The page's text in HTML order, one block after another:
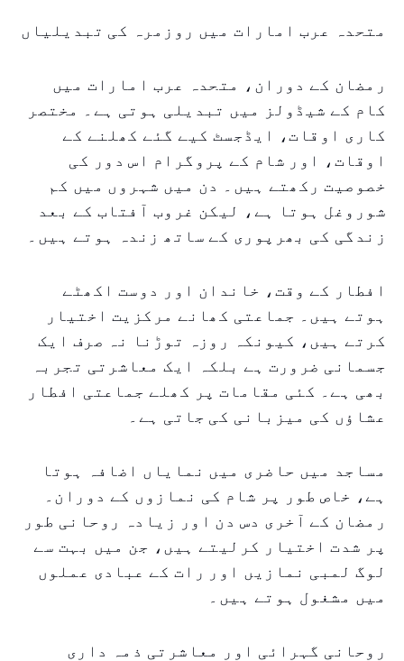
متحدہ عرب امارات میں روزمرہ کی تبدیلیاں
رمضان کے دوران، متحدہ عرب امارات میں
کام کے شیڈولز میں تبدیلی ہوتی ہے۔ مختصر
کاری اوقات، ایڈجسٹ کیے گئے کھلنے کے
اوقات، اور شام کے پروگرام اس دور کی
خصوصیت رکھتے ہیں۔ دن میں شہروں میں کم
شوروغل ہوتا ہے، لیکن غروب آفتاب کے بعد
زندگی کی بھرپوری کے ساتھ زندہ ہوتے ہیں۔
افطار کے وقت، خاندان اور دوست اکھٹے
ہوتے ہیں۔ جماعتی کھانے مرکزیت اختیار
کرتے ہیں، کیونکہ روزہ توڑنا نہ صرف ایک
جسمانی ضرورت ہے بلکہ ایک معاشرتی تجربہ
بھی ہے۔ کئی مقامات پر کھلے جماعتی افطار
عشاؤں کی میزبانی کی جاتی ہے۔
مساجد میں حاضری میں نمایاں اضافہ ہوتا
ہے، خاص طور پر شام کی نمازوں کے دوران۔
رمضان کے آخری دس دن اور زیادہ روحانی طور
پر شدت اختیار کرلیتے ہیں، جن میں بہت سے
لوگ لمبی نمازیں اور رات کے عبادی عملوں
میں مشغول ہوتے ہیں۔
روحانی گہرائی اور معاشرتی ذمہ داری